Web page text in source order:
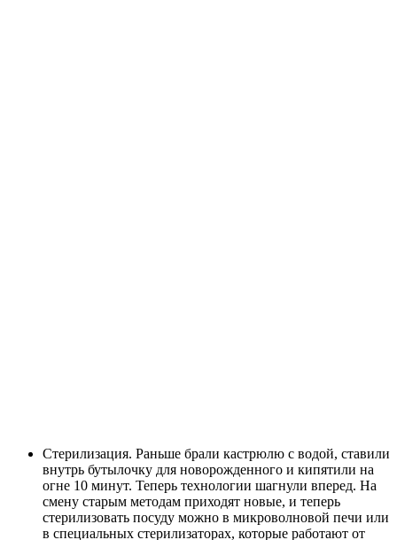
Стерилизация. Раньше брали кастрюлю с водой, ставили
внутрь бутылочку для новорожденного и кипятили на
огне 10 минут. Теперь технологии шагнули вперед. На
смену старым методам приходят новые, и теперь
стерилизовать посуду можно в микроволновой печи или
в специальных стерилизаторах, которые работают от